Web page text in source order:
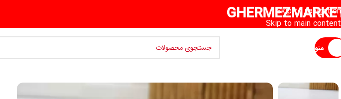
Skip to navigation
Skip to main content
منو